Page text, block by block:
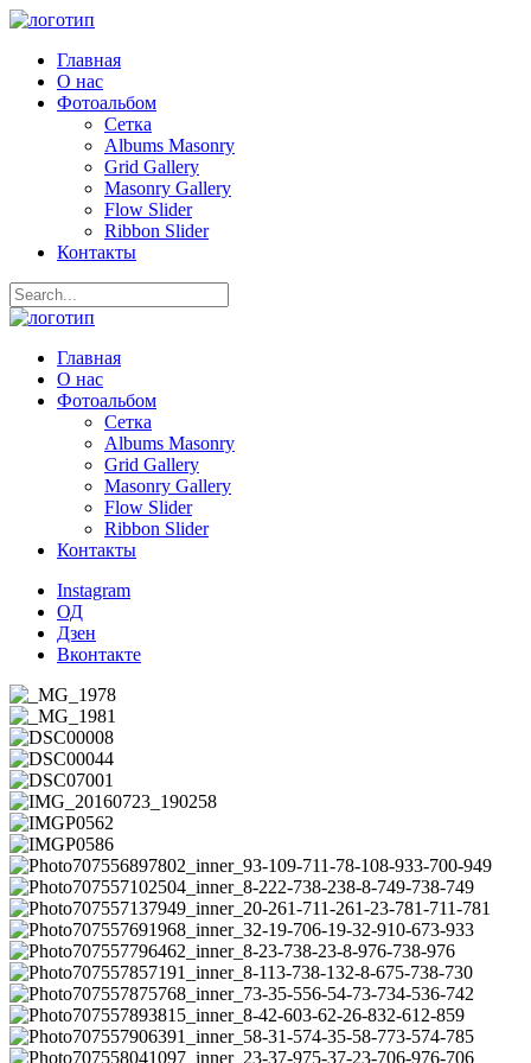
Главная
О нас
Фотоальбом
Сетка
Albums Masonry
Grid Gallery
Masonry Gallery
Flow Slider
Ribbon Slider
Контакты
Главная
О нас
Фотоальбом
Сетка
Albums Masonry
Grid Gallery
Masonry Gallery
Flow Slider
Ribbon Slider
Контакты
Instagram
ОД
Дзен
Вконтакте